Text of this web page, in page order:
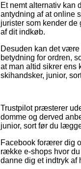
Et nemt alternativ kan
antydning af at online
jurister som kender
af dit indkøb.
Desuden kan det
betydning for ordren,
at man altid sikrer ens
skihandsker, junior,
Trustpilot præsterer
domme og derved
junior, sort før du
Facebook forærer dig
række e-shops hvor
danne dig et indtryk af